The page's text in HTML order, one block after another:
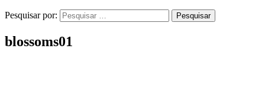
Pesquisar por:
blossoms01